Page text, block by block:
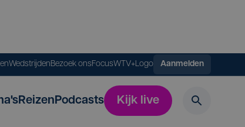
WedstrijdenBezoek onsFocusWTV+Logo Aanmelden
ReizenPodcasts Kijk live